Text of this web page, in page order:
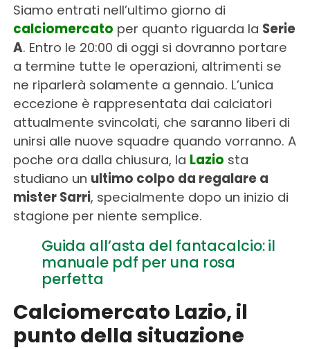
Siamo entrati nell’ultimo giorno di
calciomercato per quanto riguarda la Serie
A. Entro le 20:00 di oggi si dovranno portare
a termine tutte le operazioni, altrimenti se
ne riparlerà solamente a gennaio. L’unica
eccezione è rappresentata dai calciatori
attualmente svincolati, che saranno liberi di
unirsi alle nuove squadre quando vorranno. A
poche ora dalla chiusura, la Lazio sta
studiano un ultimo colpo da regalare a
mister Sarri, specialmente dopo un inizio di
stagione per niente semplice.
Guida all’asta del fantacalcio: il
manuale pdf per una rosa
perfetta
Calciomercato Lazio, il
punto della situazione